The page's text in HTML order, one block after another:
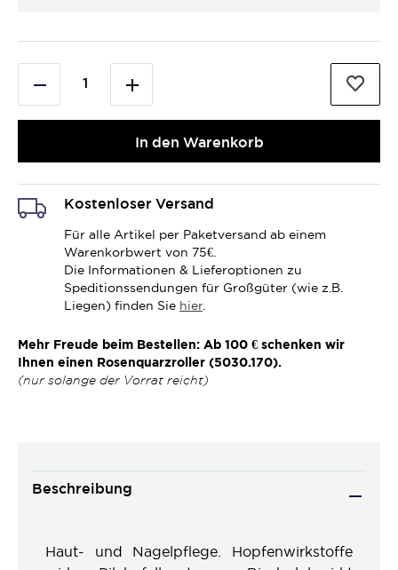
In den Warenkorb
Kostenloser Versand
Für alle Artikel per Paketversand ab einem
Warenkorbwert von 75€.
Die Informationen & Lieferoptionen zu
Speditionssendungen für Großgüter (wie z.B.
Liegen) finden Sie hier.
Mehr Freude beim Bestellen: Ab 100 € schenken wir
Ihnen einen Rosenquarzroller (5030.170).
(nur solange der Vorrat reicht)
Beschreibung
Haut- und Nagelpflege. Hopfenwirkstoffe